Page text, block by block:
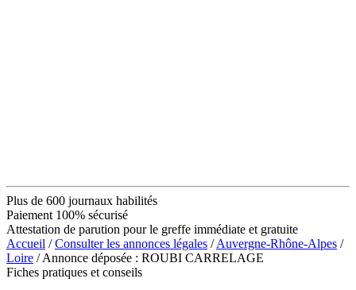
Plus de 600 journaux habilités
Paiement 100% sécurisé
Attestation de parution pour le greffe immédiate et gratuite
Accueil /Consulter les annonces légales /Auvergne-Rhône-Alpes /
Loire / Annonce déposée : ROUBI CARRELAGE
Fiches pratiques et conseils